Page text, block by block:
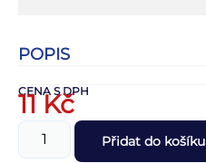
POPIS
CENA S DPH
11Kč
Přidat do košíku